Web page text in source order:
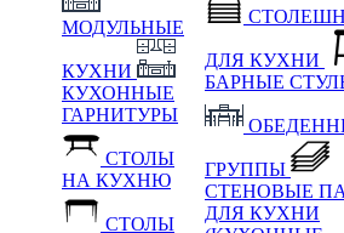
МОДУЛЬНЫЕ
КУХНИ
КУХОННЫЕ
ГАРНИТУРЫ
СТОЛЫ
НА КУХНЮ
СТОЛЫ
ДЛЯ КУХНИ
БАРНЫЕ
ГРУППЫ
СТЕНОВЫЕ
ДЛЯ КУХНИ